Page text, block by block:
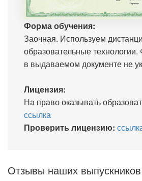
Форма обучения:
Заочная. Используем
образовательные
в выдаваемом документе не
Лицензия:
На право оказывать
ссылка
Проверить лицензию:
Отзывы наших выпускников